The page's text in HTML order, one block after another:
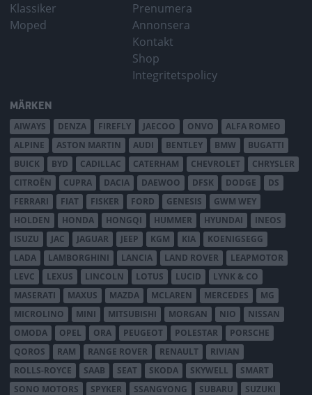
Klassiker
Moped
Prenumera
Annonsera
Kontakt
Shop
Integritetspolicy
MÄRKEN
AIWAYS DENZA FIREFLY JAECOO ONVO
ALFA ROMEO
ALPINE
ASTON MARTIN AUDI BENTLEY BMW
BUGATTI
BUICK
BYD CADILLAC CATERHAM CHEVROLET
CHRYSLER
CITROËN
CUPRA DACIA DAEWOO DFSK DODGE
DS
FERRARI
FIAT FISKER FORD GENESIS
GWM WEY
HOLDEN
HONDA HONGQI HUMMER HYUNDAI
INEOS
ISUZU
JAC JAGUAR JEEP KGM KIA
KOENIGSEGG
LADA
LAMBORGHINI LANCIA LAND ROVER
LEAPMOTOR
LEVC
LEXUS LINCOLN LOTUS LUCID
LYNK & CO
MASERATI
MAXUS MAZDA MCLAREN MERCEDES
MG
MICROLINO
MINI MITSUBISHI MORGAN NIO
NISSAN
OMODA
OPEL ORA PEUGEOT POLESTAR
PORSCHE
QOROS
RAM RANGE ROVER RENAULT
RIVIAN
ROLLS-ROYCE
SAAB SEAT SKODA SKYWELL
SMART
SONO MOTORS
SPYKER SSANGYONG SUBARU SUZUKI